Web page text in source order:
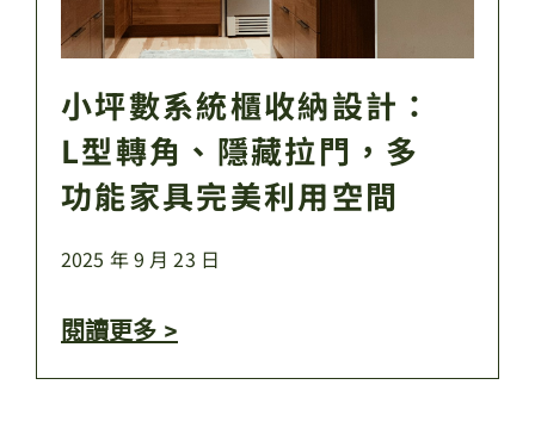
小坪數系統櫃收納設計：
L型轉角、隱藏拉門，多
功能家具完美利用空間
2025 年 9 月 23 日
閱讀更多 >